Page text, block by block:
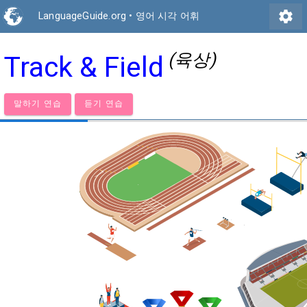
LanguageGuide.org • 영어 시각 어휘 settings
Track & Field (육상)
말하기 연습 듣기 연습